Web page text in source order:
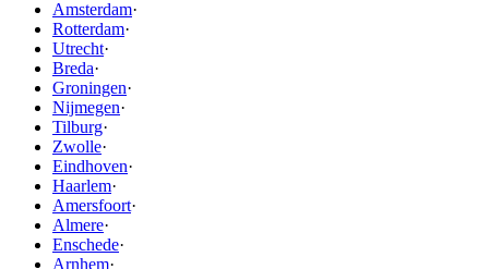
Amsterdam·
Rotterdam·
Utrecht·
Breda·
Groningen·
Nijmegen·
Tilburg·
Zwolle·
Eindhoven·
Haarlem·
Amersfoort·
Almere·
Enschede·
Arnhem·